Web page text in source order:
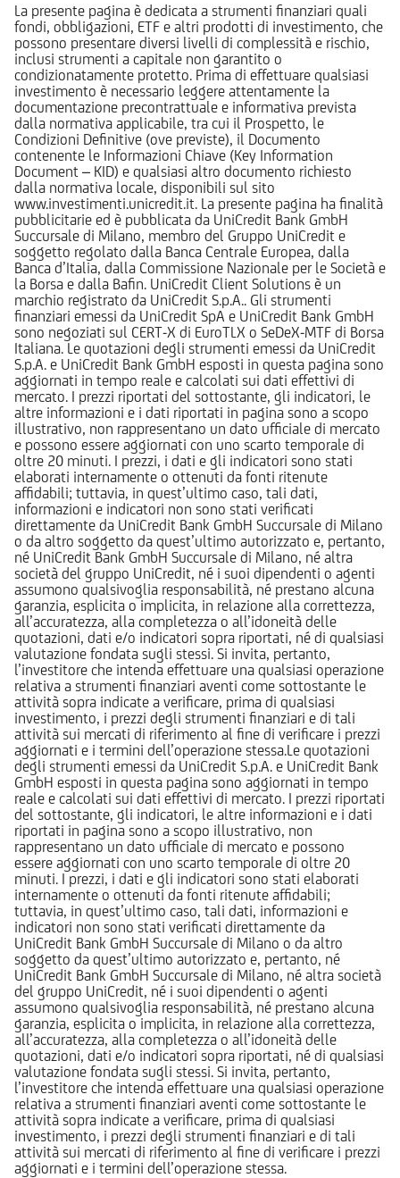
La presente pagina è dedicata a strumenti finanziari quali
fondi, obbligazioni, ETF e altri prodotti di investimento, che
possono presentare diversi livelli di complessità e rischio,
inclusi strumenti a capitale non garantito o
condizionatamente protetto. Prima di effettuare qualsiasi
investimento è necessario leggere attentamente la
documentazione precontrattuale e informativa prevista
dalla normativa applicabile, tra cui il Prospetto, le
Condizioni Definitive (ove previste), il Documento
contenente le Informazioni Chiave (Key Information
Document – KID) e qualsiasi altro documento richiesto
dalla normativa locale, disponibili sul sito
www.investimenti.unicredit.it. La presente pagina ha finalità
pubblicitarie ed è pubblicata da UniCredit Bank GmbH
Succursale di Milano, membro del Gruppo UniCredit e
soggetto regolato dalla Banca Centrale Europea, dalla
Banca d’Italia, dalla Commissione Nazionale per le Società e
la Borsa e dalla Bafin. UniCredit Client Solutions è un
marchio registrato da UniCredit S.p.A.. Gli strumenti
finanziari emessi da UniCredit SpA e UniCredit Bank GmbH
sono negoziati sul CERT-X di EuroTLX o SeDeX-MTF di Borsa
Italiana. Le quotazioni degli strumenti emessi da UniCredit
S.p.A. e UniCredit Bank GmbH esposti in questa pagina sono
aggiornati in tempo reale e calcolati sui dati effettivi di
mercato. I prezzi riportati del sottostante, gli indicatori, le
altre informazioni e i dati riportati in pagina sono a scopo
illustrativo, non rappresentano un dato ufficiale di mercato
e possono essere aggiornati con uno scarto temporale di
oltre 20 minuti. I prezzi, i dati e gli indicatori sono stati
elaborati internamente o ottenuti da fonti ritenute
affidabili; tuttavia, in quest’ultimo caso, tali dati,
informazioni e indicatori non sono stati verificati
direttamente da UniCredit Bank GmbH Succursale di Milano
o da altro soggetto da quest’ultimo autorizzato e, pertanto,
né UniCredit Bank GmbH Succursale di Milano, né altra
società del gruppo UniCredit, né i suoi dipendenti o agenti
assumono qualsivoglia responsabilità, né prestano alcuna
garanzia, esplicita o implicita, in relazione alla correttezza,
all’accuratezza, alla completezza o all’idoneità delle
quotazioni, dati e/o indicatori sopra riportati, né di qualsiasi
valutazione fondata sugli stessi. Si invita, pertanto,
l’investitore che intenda effettuare una qualsiasi operazione
relativa a strumenti finanziari aventi come sottostante le
attività sopra indicate a verificare, prima di qualsiasi
investimento, i prezzi degli strumenti finanziari e di tali
attività sui mercati di riferimento al fine di verificare i prezzi
aggiornati e i termini dell’operazione stessa.Le quotazioni
degli strumenti emessi da UniCredit S.p.A. e UniCredit Bank
GmbH esposti in questa pagina sono aggiornati in tempo
reale e calcolati sui dati effettivi di mercato. I prezzi riportati
del sottostante, gli indicatori, le altre informazioni e i dati
riportati in pagina sono a scopo illustrativo, non
rappresentano un dato ufficiale di mercato e possono
essere aggiornati con uno scarto temporale di oltre 20
minuti. I prezzi, i dati e gli indicatori sono stati elaborati
internamente o ottenuti da fonti ritenute affidabili;
tuttavia, in quest’ultimo caso, tali dati, informazioni e
indicatori non sono stati verificati direttamente da
UniCredit Bank GmbH Succursale di Milano o da altro
soggetto da quest’ultimo autorizzato e, pertanto, né
UniCredit Bank GmbH Succursale di Milano, né altra società
del gruppo UniCredit, né i suoi dipendenti o agenti
assumono qualsivoglia responsabilità, né prestano alcuna
garanzia, esplicita o implicita, in relazione alla correttezza,
all’accuratezza, alla completezza o all’idoneità delle
quotazioni, dati e/o indicatori sopra riportati, né di qualsiasi
valutazione fondata sugli stessi. Si invita, pertanto,
l’investitore che intenda effettuare una qualsiasi operazione
relativa a strumenti finanziari aventi come sottostante le
attività sopra indicate a verificare, prima di qualsiasi
investimento, i prezzi degli strumenti finanziari e di tali
attività sui mercati di riferimento al fine di verificare i prezzi
aggiornati e i termini dell’operazione stessa.